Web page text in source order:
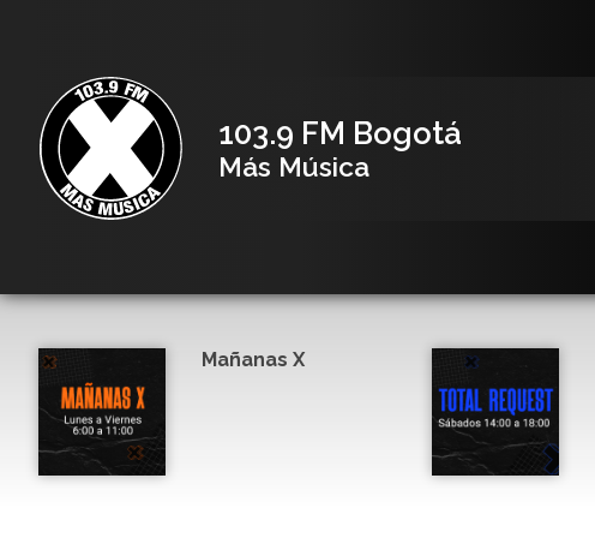
103.9 FM Bogotá
Más Música
Mañanas X